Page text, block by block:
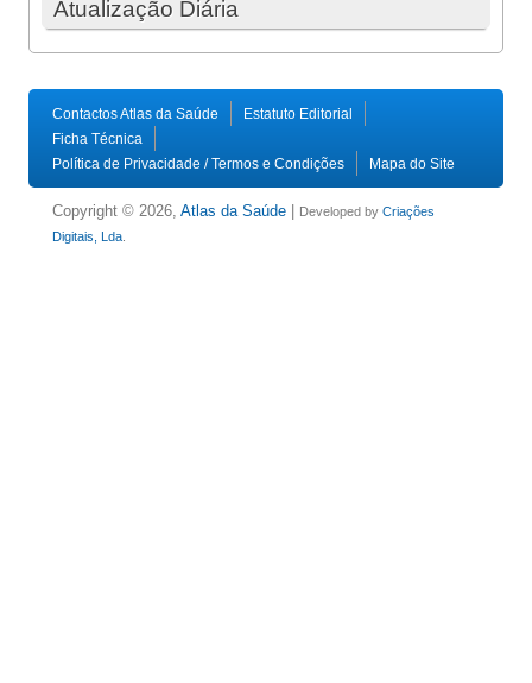
Atualização Diária
Contactos Atlas da Saúde
Estatuto Editorial
Ficha Técnica
Política de Privacidade / Termos e Condições
Mapa do Site
Copyright © 2026, Atlas da Saúde Developed by Criações
Digitais, Lda